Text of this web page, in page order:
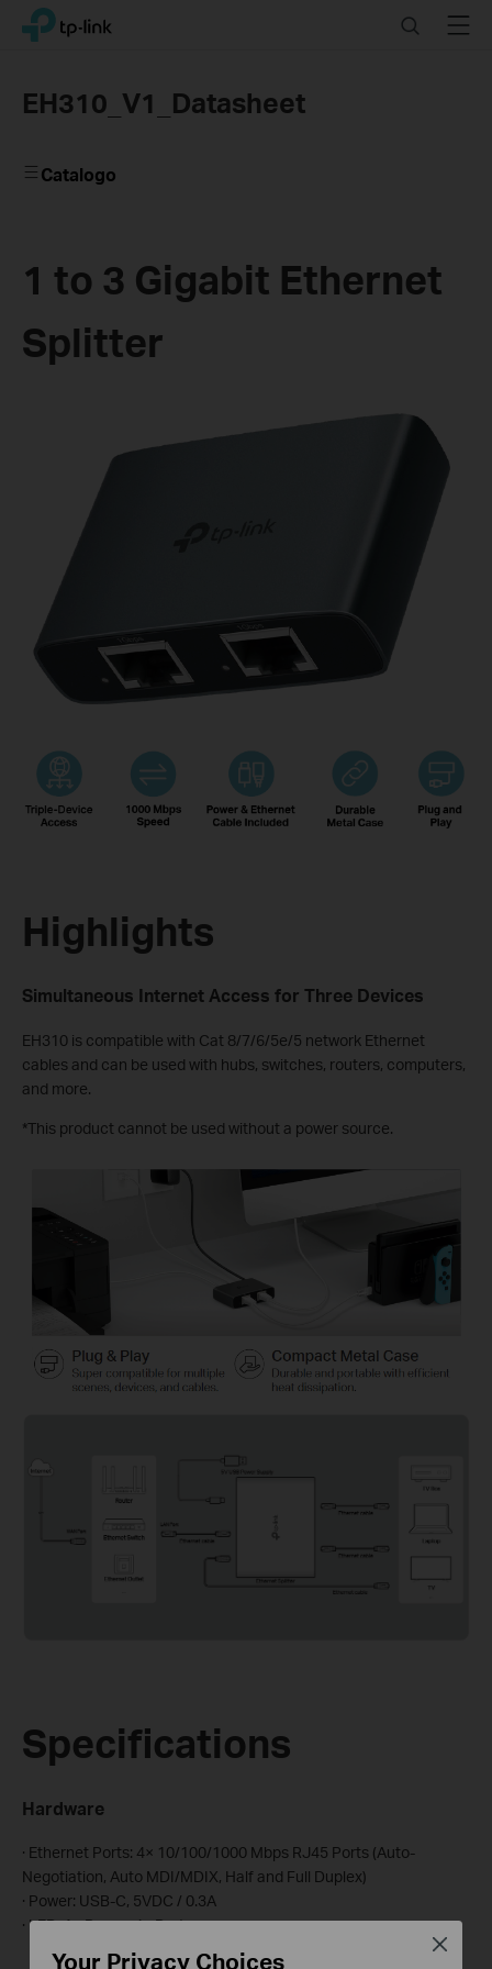
Click
navigation
TP-Link, Reliably Smart SearchMenu
EH310_V1_Datasheet
Catalogo
1 to 3 Gigabit Ethernet
Splitter
Highlights
Simultaneous Internet Access for Three Devices
EH310 is compatible with Cat 8/7/6/5e/5 network Ethernet
cables and can be used with hubs, switches, routers, computers,
and more.
*This product cannot be used without a power source.
Specifications
Hardware
· Ethernet Ports: 4× 10/100/1000 Mbps RJ45 Ports (Auto-
Negotiation, Auto MDI/MDIX, Half and Full Duplex)
· Power: USB-C, 5VDC / 0.3A
· LED: 1× Power, 4× Ports
Your Privacy Choices
Close